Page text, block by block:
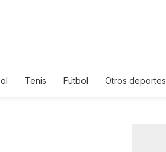
Tenis Fútbol Otros deportes